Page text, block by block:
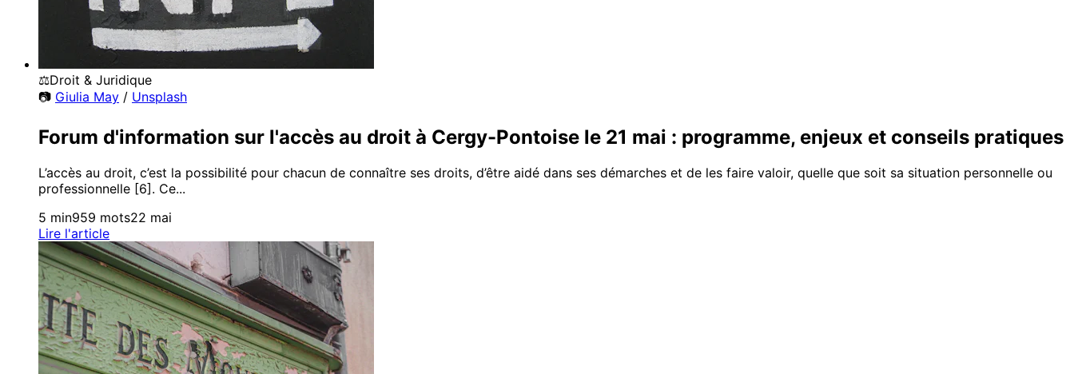
⚖️Droit & Juridique
📷 Giulia May / Unsplash
Forum d'information sur l'accès au droit à Cergy-Pontoise le 21 mai : programme, enjeux et conseils pratiques
L’accès au droit, c’est la possibilité pour chacun de connaître ses droits, d’être aidé dans ses démarches et de les faire valoir, quelle que soit sa situation personnelle ou
professionnelle [6]. Ce...
5 min959 mots22 mai
Lire l'article